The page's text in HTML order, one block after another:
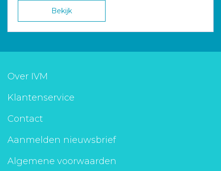
Bekijk
Over IVM
Klantenservice
Contact
Aanmelden nieuwsbrief
Algemene voorwaarden